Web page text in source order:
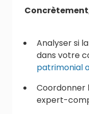
Analyser si
dans votre
patrimonial
Coordonner
expert-